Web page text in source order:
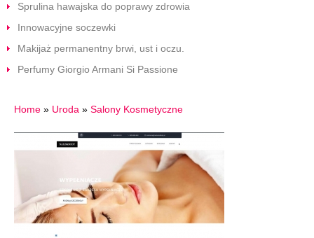
Sprulina hawajska do poprawy zdrowia
Innowacyjne soczewki
Makijaż permanentny brwi, ust i oczu.
Perfumy Giorgio Armani Si Passione
Home » Uroda » Salony Kosmetyczne